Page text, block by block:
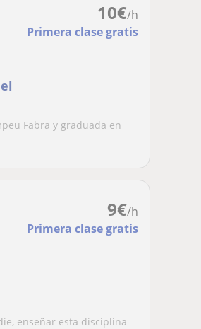
10€/h
Primera clase gratis
Fabra y graduada en
9€/h
Primera clase gratis
enseñar esta disciplina